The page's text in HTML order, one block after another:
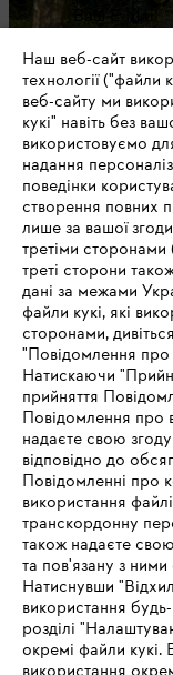
Про компанію
Запитання та
Сервіс
IHR
Наш веб-сайт
технології
веб-сайту ми
кукі" навіть без
використовуємо
надання
поведінки
створення повних
лише за вашої
третіми
треті сторони
дані за межами
файли кукі, які
сторонами,
"Повідомлення про
Натискаючи
прийняття
Повідомлення про
надаєте свою
відповідно до
Повідомленні про
використання
транскордонну
також надаєте
та пов'язану з
Натиснувши
використання
розділі
окремі файли кукі.